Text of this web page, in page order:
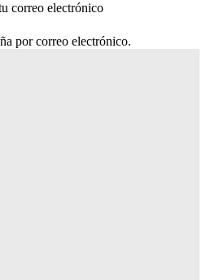
correo electrónico
por correo electrónico.